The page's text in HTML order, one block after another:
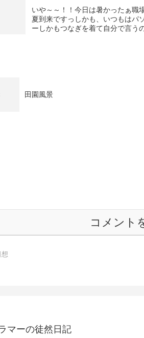
いや～～！！今日は暑かったぁ職
夏到来ですっしかも、いつもはパ
ーしかもつなぎを着て自分で言う
田園風景
コメント
想
マーの徒然日記